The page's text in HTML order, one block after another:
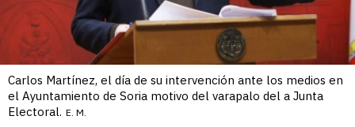
Carlos Martínez, el día de su intervención ante los medios en
el Ayuntamiento de Soria motivo del varapalo del a Junta
Electoral. E. M.